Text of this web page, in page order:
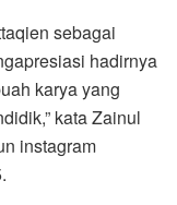
sebagai
hadirnya
karya yang
kata Zainul
instagram